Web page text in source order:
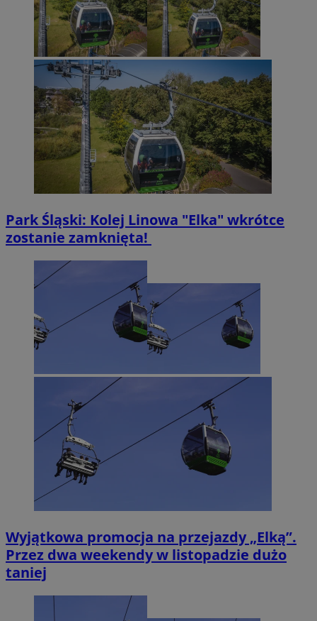
Park Śląski: Kolej Linowa "Elka" wkrótce
zostanie zamknięta!
Wyjątkowa promocja na przejazdy „Elką”.
Przez dwa weekendy w listopadzie dużo
taniej